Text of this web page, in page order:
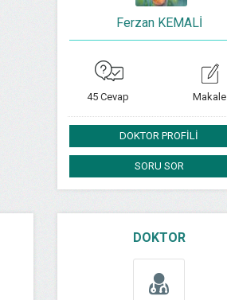
Ferzan KEMALİ
45 Cevap Makale
DOKTOR PROFİLİ
SORU SOR
DOKTOR